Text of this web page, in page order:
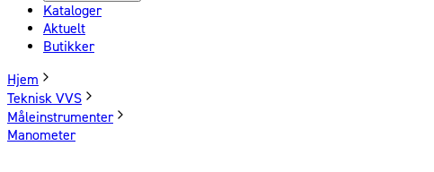
Kataloger
Aktuelt
Butikker
Hjem
Teknisk VVS
Måleinstrumenter
Manometer